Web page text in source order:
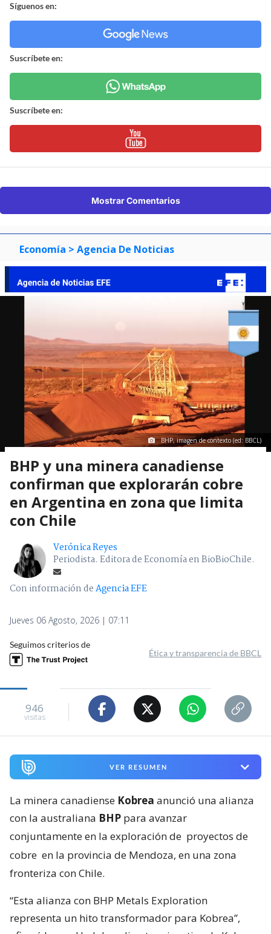
Síguenos en:
Suscríbete en:
Suscríbete en:
Mostrar Comentarios
Economía > Agencia De Noticias
BHP, imagen de contexto (ed: BBCL)
BHP y una minera canadiense
confirman que explorarán cobre
en Argentina en zona que limita
con Chile
Verónica Reyes
Periodista. Editora de Economía en BioBioChile.
Con información deAgencia EFE
Jueves 06 Agosto, 2026 | 07:11
Seguimos criterios de
Ética y transparencia de BBCL
946
visitas
VER RESUMEN
La minera canadiense Kobrea anunció una alianza
con la australiana BHP para avanzar
conjuntamente en la exploración de proyectos de
cobre en la provincia de Mendoza, en una zona
fronteriza con Chile.
“Esta alianza con BHP Metals Exploration
representa un hito transformador para Kobrea”,